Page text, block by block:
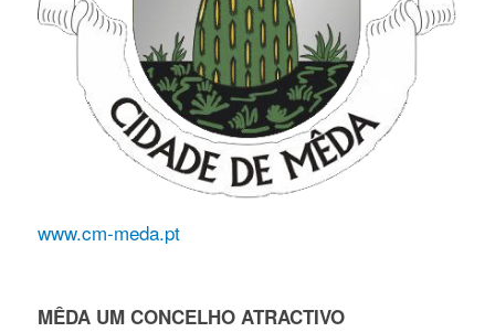
www.cm-meda.pt
MÊDA UM CONCELHO ATRACTIVO